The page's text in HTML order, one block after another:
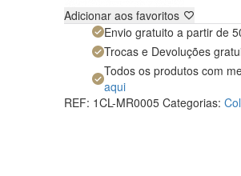
Adicionar aos favoritos
Envio gratuito a partir de
Trocas e Devoluções
Todos os produtos com
aqui
REF: 1CL-MR0005 Categorias: